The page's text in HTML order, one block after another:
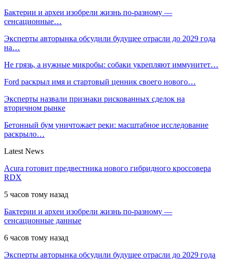
Бактерии и археи изобрели жизнь по-разному —
сенсационные…
Эксперты авторынка обсудили будущее отрасли до 2029 года
на…
Не грязь, а нужные микробы: собаки укрепляют иммунитет…
Ford раскрыл имя и стартовый ценник своего нового…
Эксперты назвали признаки рискованных сделок на
вторичном рынке
Бетонный бум уничтожает реки: масштабное исследование
раскрыло…
Latest News
Acura готовит предвестника нового гибридного кроссовера
RDX
5 часов тому назад
Бактерии и археи изобрели жизнь по-разному —
сенсационные данные
6 часов тому назад
Эксперты авторынка обсудили будущее отрасли до 2029 года